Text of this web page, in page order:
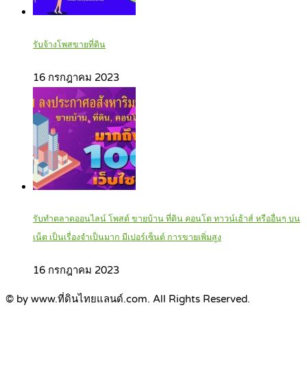
รับจ้างโพสขายที่ดิน
16 กรกฎาคม 2023
รับทำตลาดออนไลน์ โพสต์ ขายบ้าน ที่ดิน คอนโด ทาวน์เฮ้าส์ หรืออื่นๆ บน
เน็ต เป็นเรื่องจำเป็นมาก มีเปอร์เซ็นต์ การขายเพิ่มสูง
16 กรกฎาคม 2023
© by www.ที่ดินไทยแลนด์.com. All Rights Reserved.